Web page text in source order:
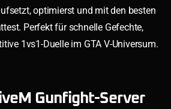
optimierst und mit den besten
Perfekt für schnelle Gefechte,
1vs1-Duelle im GTA V-Universum.
Gunfight-Server